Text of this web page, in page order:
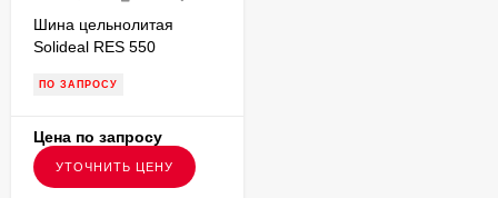
Шина цельнолитая
Solideal RES 550
буртом для вилочного
ПО ЗАПРОСУ
Цена по запросу
УТОЧНИТЬ ЦЕНУ